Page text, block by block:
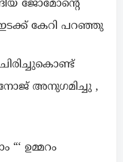
ജോമോന്റെ
ഇടക്ക് കേറി പറഞ്ഞു
അനുഗമിച്ചു ,
“‘ ഉമ്മറം